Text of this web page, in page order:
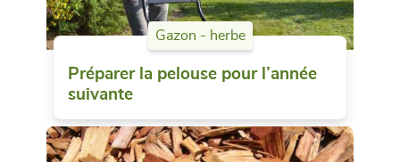
Gazon - herbe
Préparer la pelouse pour l’année
suivante